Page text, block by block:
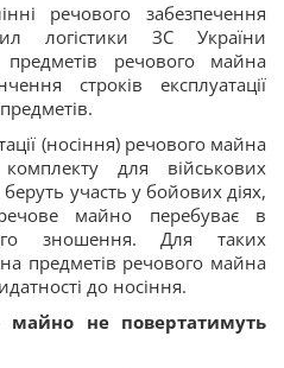
речового забезпечення
логістики ЗС України
речового майна
строків експлуатації
(носіння) речового майна
для військових
участь у бойових діях,
майно перебуває в
зношення. Для таких
предметів речового майна
до носіння.
майно не повертатимуть